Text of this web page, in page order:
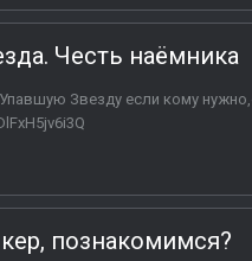
Честь наёмника
Звезду если кому
познакомимся?